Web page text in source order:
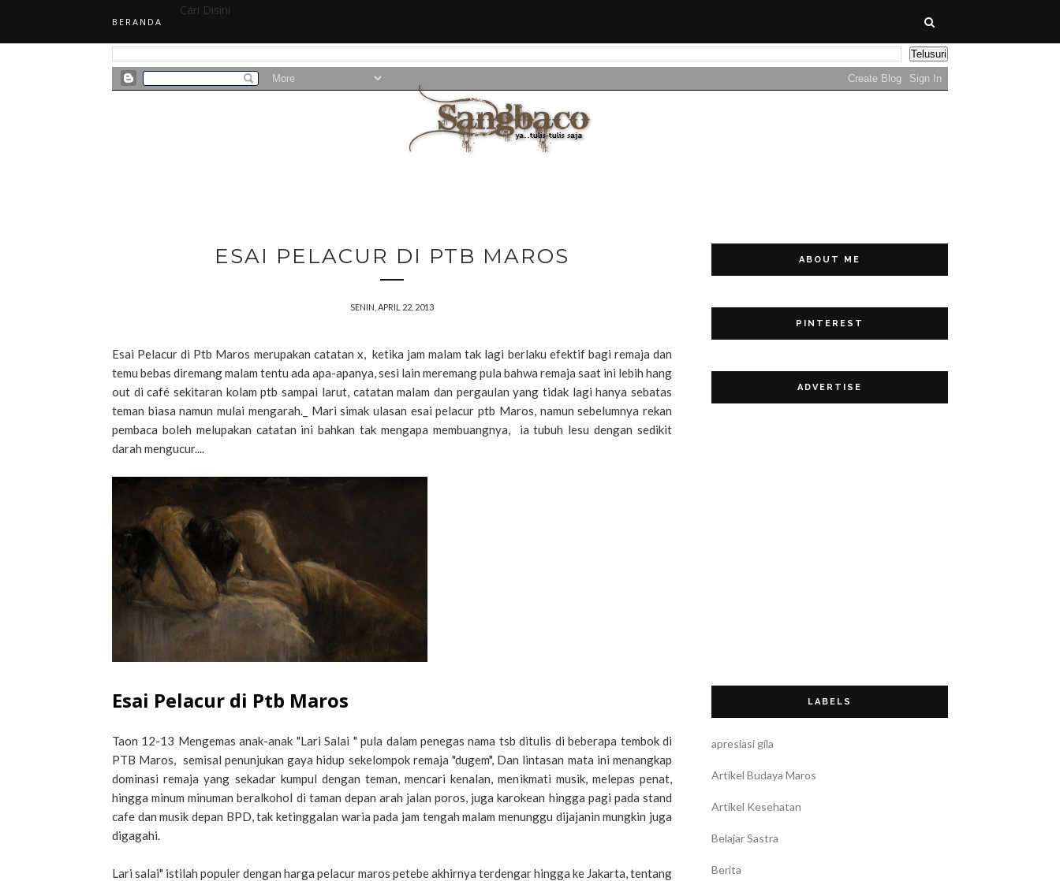
BERANDA
Cari Disini
ESAI PELACUR DI PTB MAROS
SENIN, APRIL 22, 2013
Esai Pelacur di Ptb Maros merupakan catatan x, ketika jam malam tak lagi berlaku efektif bagi remaja dan
temu bebas diremang malam tentu ada apa-apanya, sesi lain meremang pula bahwa remaja saat ini lebih hang
out di café sekitaran kolam ptb sampai larut, catatan malam dan pergaulan yang tidak lagi hanya sebatas
teman biasa namun mulai mengarah._ Mari simak ulasan esai pelacur ptb Maros, namun sebelumnya rekan
pembaca boleh melupakan catatan ini bahkan tak mengapa membuangnya, ia tubuh lesu dengan sedikit
darah mengucur....
Esai Pelacur di Ptb Maros
Taon 12-13 Mengemas anak-anak "Lari Salai " pula dalam penegas nama tsb ditulis di beberapa tembok di
PTB Maros, semisal penunjukan gaya hidup sekelompok remaja "dugem", Dan lintasan mata ini menangkap
dominasi remaja yang sekadar kumpul dengan teman, mencari kenalan, menikmati musik, melepas penat,
hingga minum minuman beralkohol di taman depan arah jalan poros, juga karokean hingga pagi pada stand
cafe dan musik depan BPD, tak ketinggalan waria pada jam tengah malam menunggu dijajanin mungkin juga
digagahi.
Lari salai" istilah populer dengan harga pelacur maros petebe akhirnya terdengar hingga ke Jakarta, tentang
ABOUT ME
PINTEREST
ADVERTISE
LABELS
apresiasi gila
Artikel Budaya Maros
Artikel Kesehatan
Belajar Sastra
Berita